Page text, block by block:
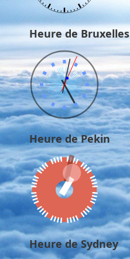
Heure de Bruxelles
Heure de Pekin
Heure de Sydney